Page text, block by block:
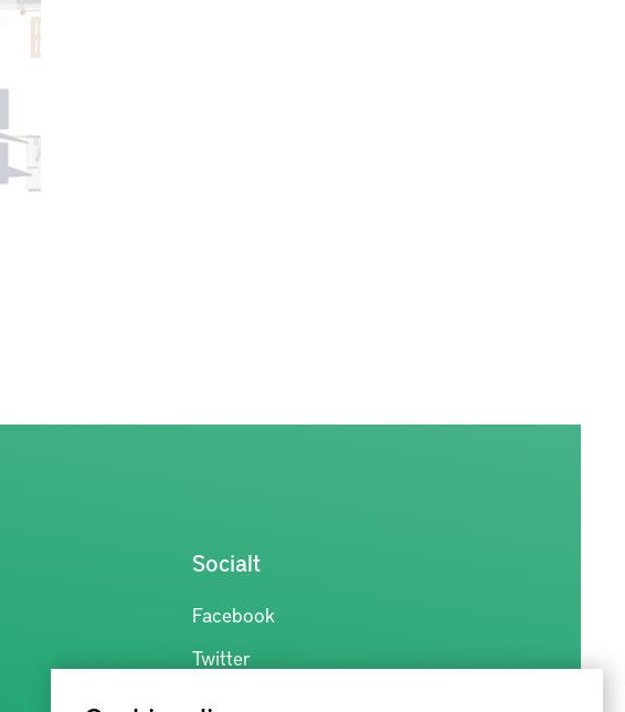
Socialt
Facebook
Twitter